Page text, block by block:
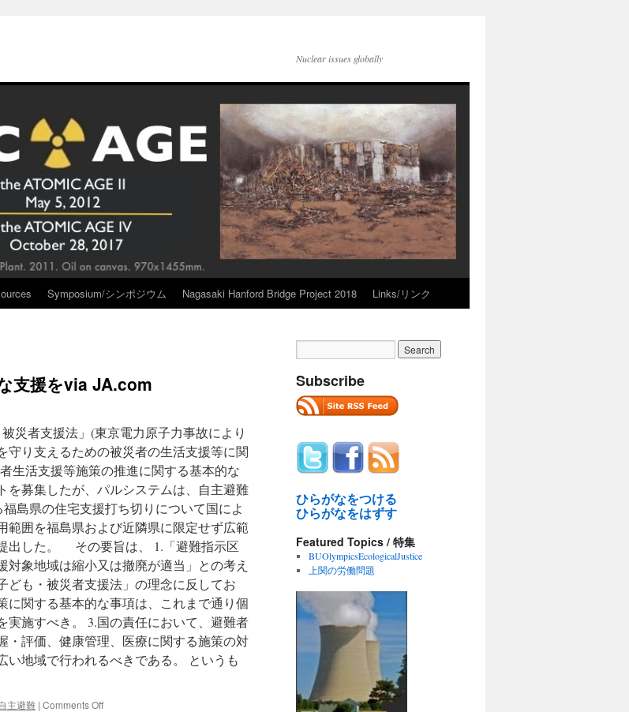
Nuclear issues globally
Symposium/シンポジウム Nagasaki Hanford Bridge Project 2018 Links/リンク
支援をvia JA.com
災者支援法」(東京電力原子力事故により
り支えるための被災者の生活支援等に関
生活支援等施策の推進に関する基本的な
を募集したが、パルシステムは、自主避難
島県の住宅支援打ち切りについて国によ
範囲を福島県および近隣県に限定せず広範
出した。 その要旨は、 1.「避難指示区
象地域は縮小又は撤廃が適当」との考え
ども・被災者支援法」の理念に反してお
に関する基本的な事項は、これまで通り個
実施すべき。 3.国の責任において、避難者
・評価、健康管理、医療に関する施策の対
地域で行われるべきである。 というも
主避難 | Comments Offon
Subscribe
ひらがなをつける
ひらがなをはずす
Featured Topics / 特集
BUOlympicsEcologicalJustice
上関の労働問題